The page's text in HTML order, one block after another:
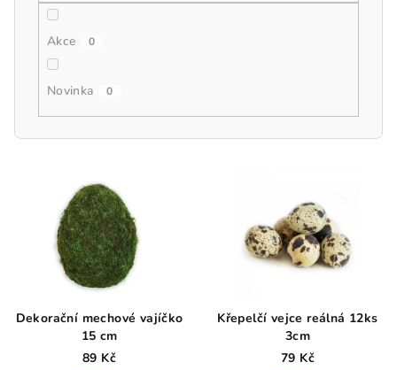
Akce 0
Novinka 0
Dekorační mechové vajíčko
15 cm
89 Kč
Křepelčí vejce reálná 12ks
3cm
79 Kč